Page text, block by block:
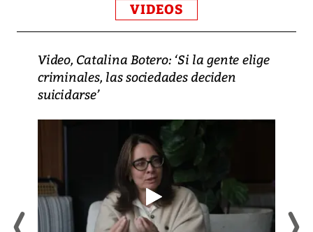
VIDEOS
Video, Catalina Botero: ‘Si la gente elige
criminales, las sociedades deciden
suicidarse’